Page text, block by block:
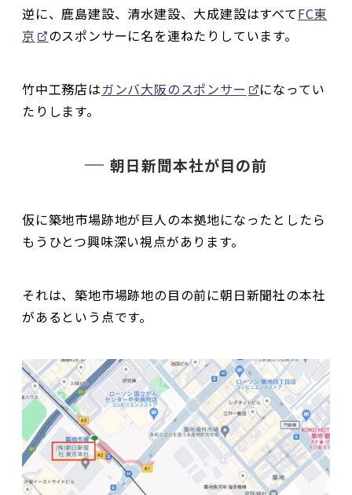
逆に、鹿島建設、清水建設、大成建設はすべてFC東
京
のスポンサーに名を連ねたりしています。
竹中工務店はガンバ大阪のスポンサー
になってい
たりします。
朝日新聞本社が目の前
仮に築地市場跡地が巨人の本拠地になったとしたら
もうひとつ興味深い視点があります。
それは、築地市場跡地の目の前に朝日新聞社の本社
があるという点です。